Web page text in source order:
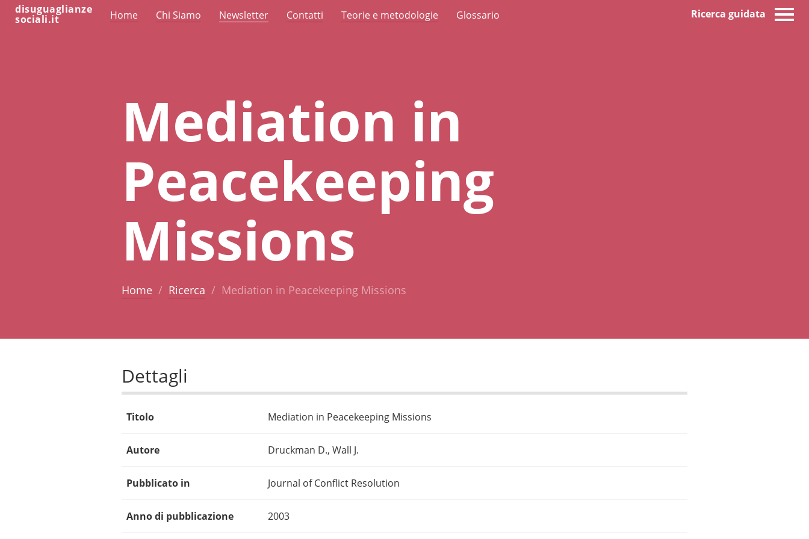
disuguaglianze
sociali.it Home Chi Siamo Newsletter Contatti Teorie e metodologie Glossario Ricerca guidata
Mediation in
Peacekeeping
Missions
Home Ricerca Mediation in Peacekeeping Missions
Dettagli
Titolo Mediation in Peacekeeping Missions
Autore Druckman D., Wall J.
Pubblicato in Journal of Conflict Resolution
Anno di pubblicazione 2003